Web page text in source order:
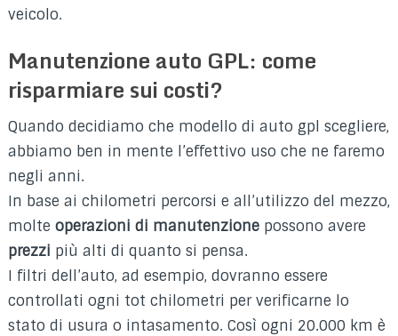
veicolo.
Manutenzione auto GPL: come
risparmiare sui costi?
Quando decidiamo che modello di auto gpl scegliere,
abbiamo ben in mente l’effettivo uso che ne faremo
negli anni.
In base ai chilometri percorsi e all’utilizzo del mezzo,
molte operazioni di manutenzionepossono avere
prezzi più alti di quanto si pensa.
I filtri dell’auto, ad esempio, dovranno essere
controllati ogni tot chilometri per verificarne lo
stato di usura o intasamento. Così ogni 20.000 km è